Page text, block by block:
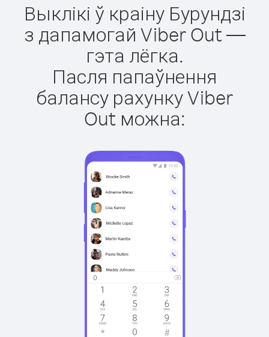
Выклікі ў краіну Бурундзі
з дапамогай Viber Out —
гэта лёгка.
Пасля папаўнення
балансу рахунку Viber
Out можна: